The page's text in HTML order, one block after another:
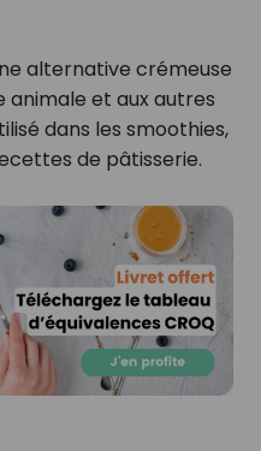
alternative crémeuse
animale et aux autres
dans les smoothies,
de pâtisserie.